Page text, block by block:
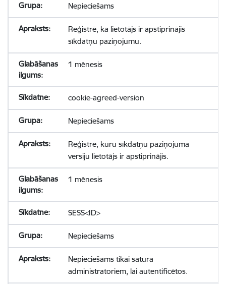
Nepieciešams
Reģistrē, ka lietotājs ir apstiprinājis
sīkdatņu paziņojumu.
1 mēnesis
cookie-agreed-version
Nepieciešams
Reģistrē, kuru sīkdatņu paziņojuma
versiju lietotājs ir apstiprinājis.
1 mēnesis
SESS<ID>
Nepieciešams
Nepieciešams tikai satura
administratoriem, lai autentificētos.